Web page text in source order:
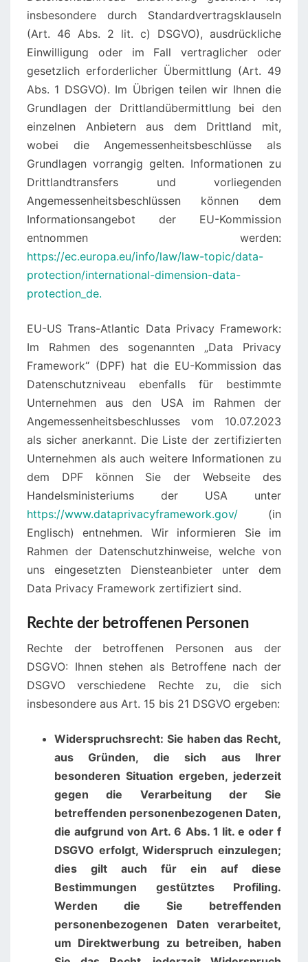
insbesondere durch Standardvertragsklauseln
(Art. 46 Abs. 2 lit. c) DSGVO), ausdrückliche
Einwilligung oder im Fall vertraglicher oder
gesetzlich erforderlicher Übermittlung (Art. 49
Abs. 1 DSGVO). Im Übrigen teilen wir Ihnen die
Grundlagen der Drittlandübermittlung bei den
einzelnen Anbietern aus dem Drittland mit,
wobei die Angemessenheitsbeschlüsse als
Grundlagen vorrangig gelten. Informationen zu
Drittlandtransfers und vorliegenden
Angemessenheitsbeschlüssen können dem
Informationsangebot der EU-Kommission
entnommen werden:
https://ec.europa.eu/info/law/law-topic/data-
protection/international-dimension-data-
protection_de.
EU-US Trans-Atlantic Data Privacy Framework:
Im Rahmen des sogenannten „Data Privacy
Framework“ (DPF) hat die EU-Kommission das
Datenschutzniveau ebenfalls für bestimmte
Unternehmen aus den USA im Rahmen der
Angemessenheitsbeschlusses vom 10.07.2023
als sicher anerkannt. Die Liste der zertifizierten
Unternehmen als auch weitere Informationen zu
dem DPF können Sie der Webseite des
Handelsministeriums der USA unter
https://www.dataprivacyframework.gov/ (in
Englisch) entnehmen. Wir informieren Sie im
Rahmen der Datenschutzhinweise, welche von
uns eingesetzten Diensteanbieter unter dem
Data Privacy Framework zertifiziert sind.
Rechte der betroffenen Personen
Rechte der betroffenen Personen aus der
DSGVO: Ihnen stehen als Betroffene nach der
DSGVO verschiedene Rechte zu, die sich
insbesondere aus Art. 15 bis 21 DSGVO ergeben:
Widerspruchsrecht: Sie haben das Recht,
aus Gründen, die sich aus Ihrer
besonderen Situation ergeben, jederzeit
gegen die Verarbeitung der Sie
betreffenden personenbezogenen Daten,
die aufgrund von Art. 6 Abs. 1 lit. e oder f
DSGVO erfolgt, Widerspruch einzulegen;
dies gilt auch für ein auf diese
Bestimmungen gestütztes Profiling.
Werden die Sie betreffenden
personenbezogenen Daten verarbeitet,
um Direktwerbung zu betreiben, haben